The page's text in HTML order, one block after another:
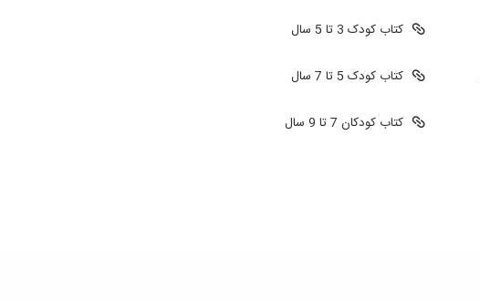
کتاب کودک 3 تا 5 سال
کتاب کودک 5 تا 7 سال
کتاب کودکان 7 تا 9 سال